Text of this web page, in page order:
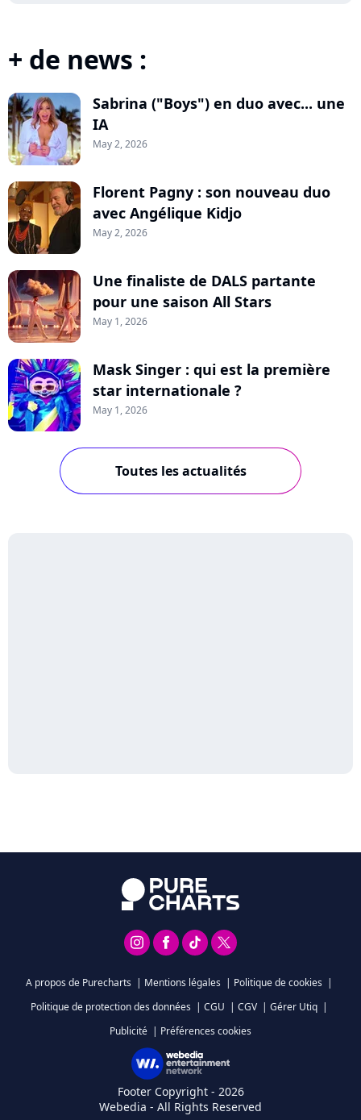
+ de news :
Sabrina ("Boys") en duo avec... une
IA
May 2, 2026
Florent Pagny : son nouveau duo
avec Angélique Kidjo
May 2, 2026
Une finaliste de DALS partante
pour une saison All Stars
May 1, 2026
Mask Singer : qui est la première
star internationale ?
May 1, 2026
Toutes les actualités
A propos de Purecharts | Mentions légales | Politique de cookies |
Politique de protection des données | CGU | CGV | Gérer Utiq |
Publicité | Préférences cookies
Footer Copyright - 2026
Webedia - All Rights Reserved